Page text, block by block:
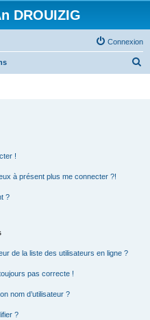
DROUIZIG
Connexion
!
à présent plus me connecter ?!
?
de la liste des utilisateurs en ligne ?
pas correcte !
nom d’utilisateur ?
?